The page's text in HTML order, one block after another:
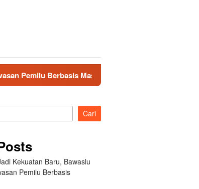
Masyarakat Fraksi PDI-Perjuangan Famoni
Cari
Kekuatan Baru, Bawaslu
Pemilu Berbasis